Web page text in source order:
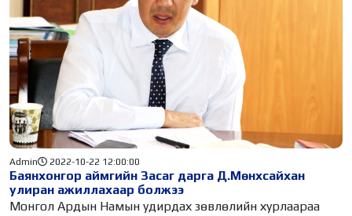
Баянхонгор аймгийн Засаг дарга Д.Мөнхсайхан
улиран ажиллахаар болжээ
Admin 2022-10-22 12:00:00
Монгол Ардын Намын удирдах зөвлөлийн хурлаараа